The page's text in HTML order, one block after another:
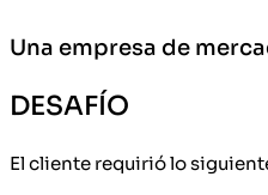
Una empresa de
DESAFÍO
El cliente requirió lo